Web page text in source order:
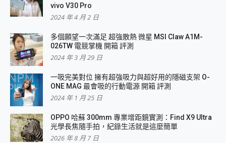
vivo V30 Pro
2024 年 4 月 2 日
多個願望一次滿足 超強散熱 微星 MSI Claw A1M-
026TW 電競掌機 開箱 評測
2024 年 3 月 29 日
一吸完美對位 擁有超強吸力與超好用的隱磁支架 O-
ONE MAG 最會吸的行動電源 開箱 評測
2024 年 1 月 25 日
OPPO 哈蘇 300mm 專業增距鏡實測：Find X9 Ultra
光學長焦隨手拍，紀錄生活就是這麼簡單
2026 年 8 月 7 日